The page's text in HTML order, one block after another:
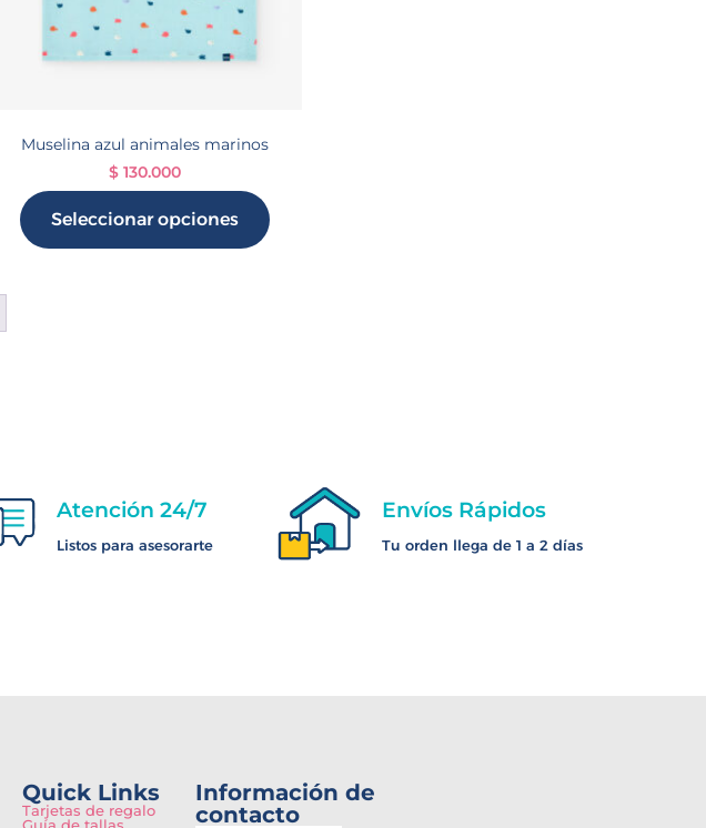
Muselina azul animales marinos
$130.000
Seleccionar opciones
Atención 24/7
Listos para asesorarte
Envíos Rápidos
Tu orden llega de 1 a 2 días
Quick Links
Tarjetas de regalo
Información de
contacto